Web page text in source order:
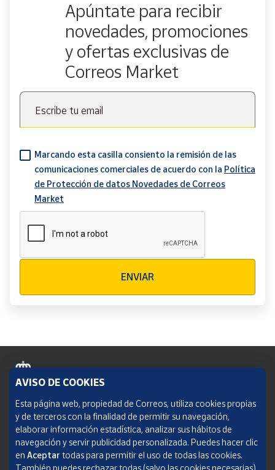
Apúntate para recibir
novedades, promociones
y ofertas exclusivas de
Correos Market
Escribe tu email
Marcando esta casilla consiento la remisión de las
comunicaciones comerciales de acuerdo con la Política
de Protección de datos Novedades de Correos
Market
ENVIAR
Política de cookies
Aviso legal
Condiciones del servicio
AVISO DE COOKIES
Esta página web, propiedad de Correos, utiliza cookies propias
y de terceros con la finalidad de permitir su navegación,
elaborar información estadística, analizar sus hábitos de
navegación y servir publicidad personalizada. Puedes hacer clic
en Aceptar todas para permitir el uso de todas las cookies.
También puedes rechazar todas (salvo las cookies necesarias)